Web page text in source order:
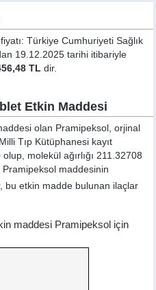
Türkiye Cumhuriyeti Sağlık
19.12.2025 tarihi itibariyle
TL dir.
Etkin Maddesi
olan Pramipeksol, orjinal
Tıp Kütüphanesi kayıt
molekül ağırlığı 211.32708
Pramipeksol maddesinin
bu etkin madde bulunan ilaçlar
maddesi Pramipeksol için